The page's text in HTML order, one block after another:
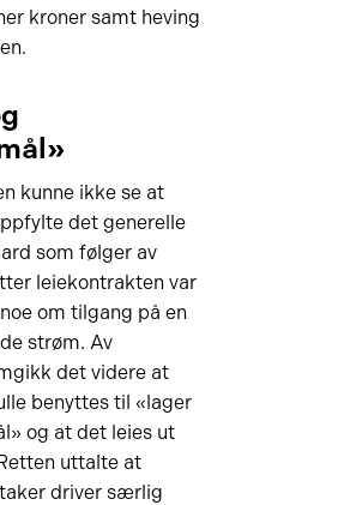
kroner samt heving
kunne ikke se at
det generelle
som følger av
leiekontrakten var
om tilgang på en
strøm. Av
det videre at
benyttes til «lager
og at det leies ut
uttalte at
driver særlig